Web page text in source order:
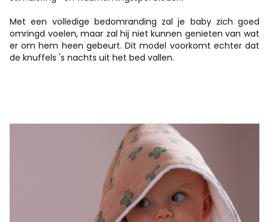
Met een volledige bedomranding zal je baby zich goed
omringd voelen, maar zal hij niet kunnen genieten van wat
er om hem heen gebeurt. Dit model voorkomt echter dat
de knuffels 's nachts uit het bed vallen.